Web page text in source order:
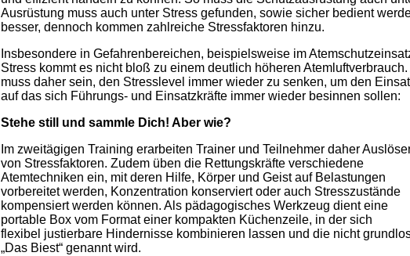
Ausrüstung muss auch unter Stress gefunden, sowie sicher bedient
besser, dennoch kommen zahlreiche Stressfaktoren hinzu.
Insbesondere in Gefahrenbereichen, beispielsweise im
Stress kommt es nicht bloß zu einem deutlich höheren
muss daher sein, den Stresslevel immer wieder zu senken, um den
auf das sich Führungs- und Einsatzkräfte immer wieder besinnen sollen:
Stehe still und sammle Dich! Aber wie?
Im zweitägigen Training erarbeiten Trainer und Teilnehmer daher
von Stressfaktoren. Zudem üben die Rettungskräfte verschiedene
Atemtechniken ein, mit deren Hilfe, Körper und Geist auf Belastungen
vorbereitet werden, Konzentration konserviert oder auch Stresszustände
kompensiert werden können. Als pädagogisches Werkzeug dient eine
portable Box vom Format einer kompakten Küchenzeile, in der sich
flexibel justierbare Hindernisse kombinieren lassen und die nicht
„Das Biest“ genannt wird.